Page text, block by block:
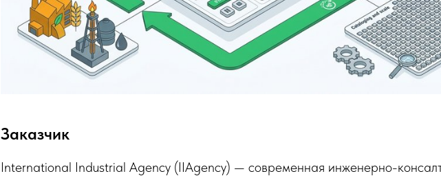
Заказчик
International Industrial Agency (IIAgency) — современная инженерно-